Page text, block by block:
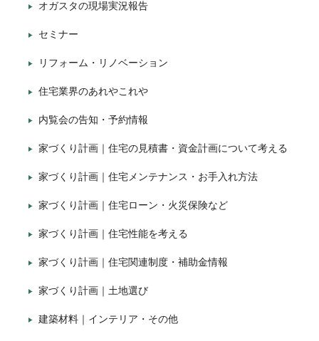
オガスタの現場実況報告
セミナー
リフォーム・リノベーション
住宅業界のあれやこれや
内覧会の告知・予約情報
家づくり計画｜住宅の見積書・資金計画について考える
家づくり計画｜住宅メンテナンス・お手入れ方法
家づくり計画｜住宅ローン・火災保険など
家づくり計画｜住宅性能を考える
家づくり計画｜住宅関連制度・補助金情報
家づくり計画｜土地選び
建築材料｜インテリア・その他